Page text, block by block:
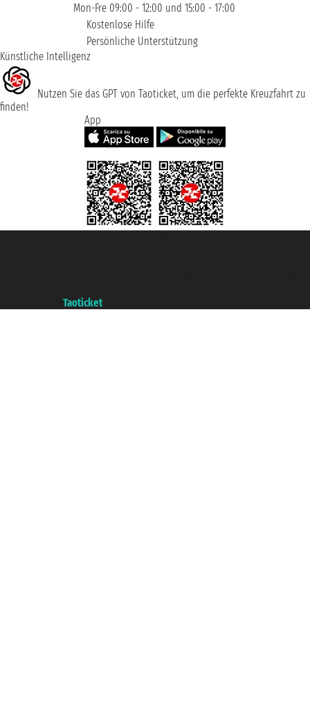
Mon-Fre 09:00 - 12:00 und 15:00 - 17:00
Kostenlose Hilfe
Persönliche Unterstützung
Künstliche Intelligenz
Nutzen Sie das GPT von Taoticket, um die perfekte Kreuzfahrt zu
finden!
App
Taoticket